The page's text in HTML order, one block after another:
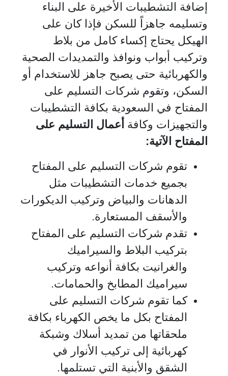
إضافة التشطيبات الأخيرة على البناء
وتسليمه جاهزاً للسكن فإذا كان على
الهيكل يحتاج إكساء كامل من بلاط
وتركيب أبواب ونوافذ والتمديدات الصحية
والكهربائية حتى يصبح جاهز للاستخدام أو
السكن، وتقوم شركات التسليم على
المفتاح في السعودية بكافة التشطيبات
والتجهيزات وكافة أعمال التسليم على
المفتاح الآتية:
تقوم شركات التسليم على المفتاح
بجميع خدمات التشطيبات مثل
الدهانات والبياض وتركيب الديكورات
والأسقف المستعارة.
تقدم شركات التسليم على المفتاح
بتركيب البلاط والسيراميك
والغرانيت بكافة أنواعه وتركيب
سيراميك المطابخ والحمامات.
كما تقوم شركات التسليم على
المفتاح بكل ما يخص الكهرباء بكافة
ملحقاتها من تمديد أسلاك وشبكة
كهربائية إلى تركيب الأنوار في
الشقق والأبنية التي تستلمها.